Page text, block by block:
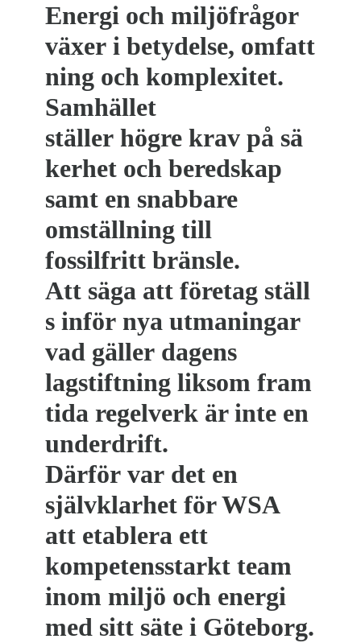
Energi och miljöfrågor
växer i betydelse, omfatt
ning och komplexitet.
Samhället
ställer högre krav på sä
kerhet och beredskap
samt en snabbare
omställning till
fossilfritt bränsle.
Att säga att företag ställ
s inför nya utmaningar
vad gäller dagens
lagstiftning liksom fram
tida regelverk är inte en
underdrift.
Därför var det en
självklarhet för WSA
att etablera ett
kompetensstarkt team
inom miljö och energi
med sitt säte i Göteborg.